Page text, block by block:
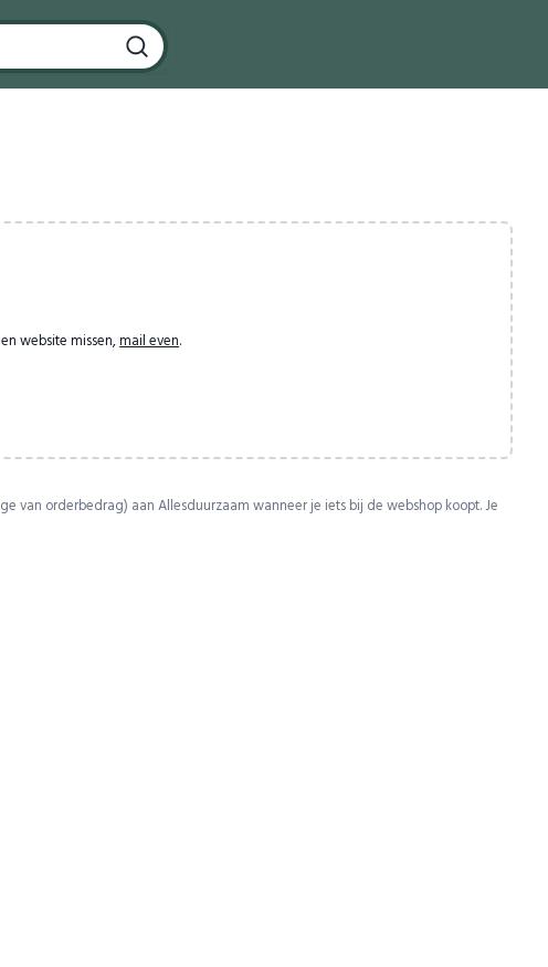
website missen,mail even.
van orderbedrag) aan Allesduurzaam wanneer je iets bij de webshop koopt. Je